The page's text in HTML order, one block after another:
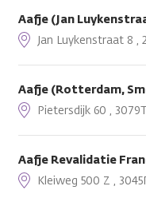
Aafje (Jan
Jan Luykenstraat 8 ,
Aafje (Rotterdam,
Pietersdijk 60 ,
Aafje Revalidatie
Kleiweg 500 Z ,